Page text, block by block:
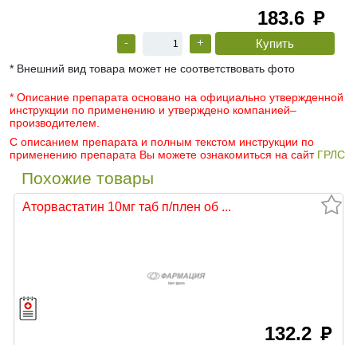
183.6 руб
- +
* Внешний вид товара может не соответствовать фото
* Описание препарата основано на официально утвержденной
инструкции по применению и утверждено компанией–
производителем.
С описанием препарата и полным текстом инструкции по
применению препарата Вы можете ознакомиться на сайт ГРЛС
Похожие товары
Аторвастатин 10мг таб п/плен об ...
132.2 руб